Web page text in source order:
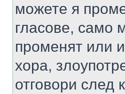
можете я
гласове, само
променят или
хора,
отговори след